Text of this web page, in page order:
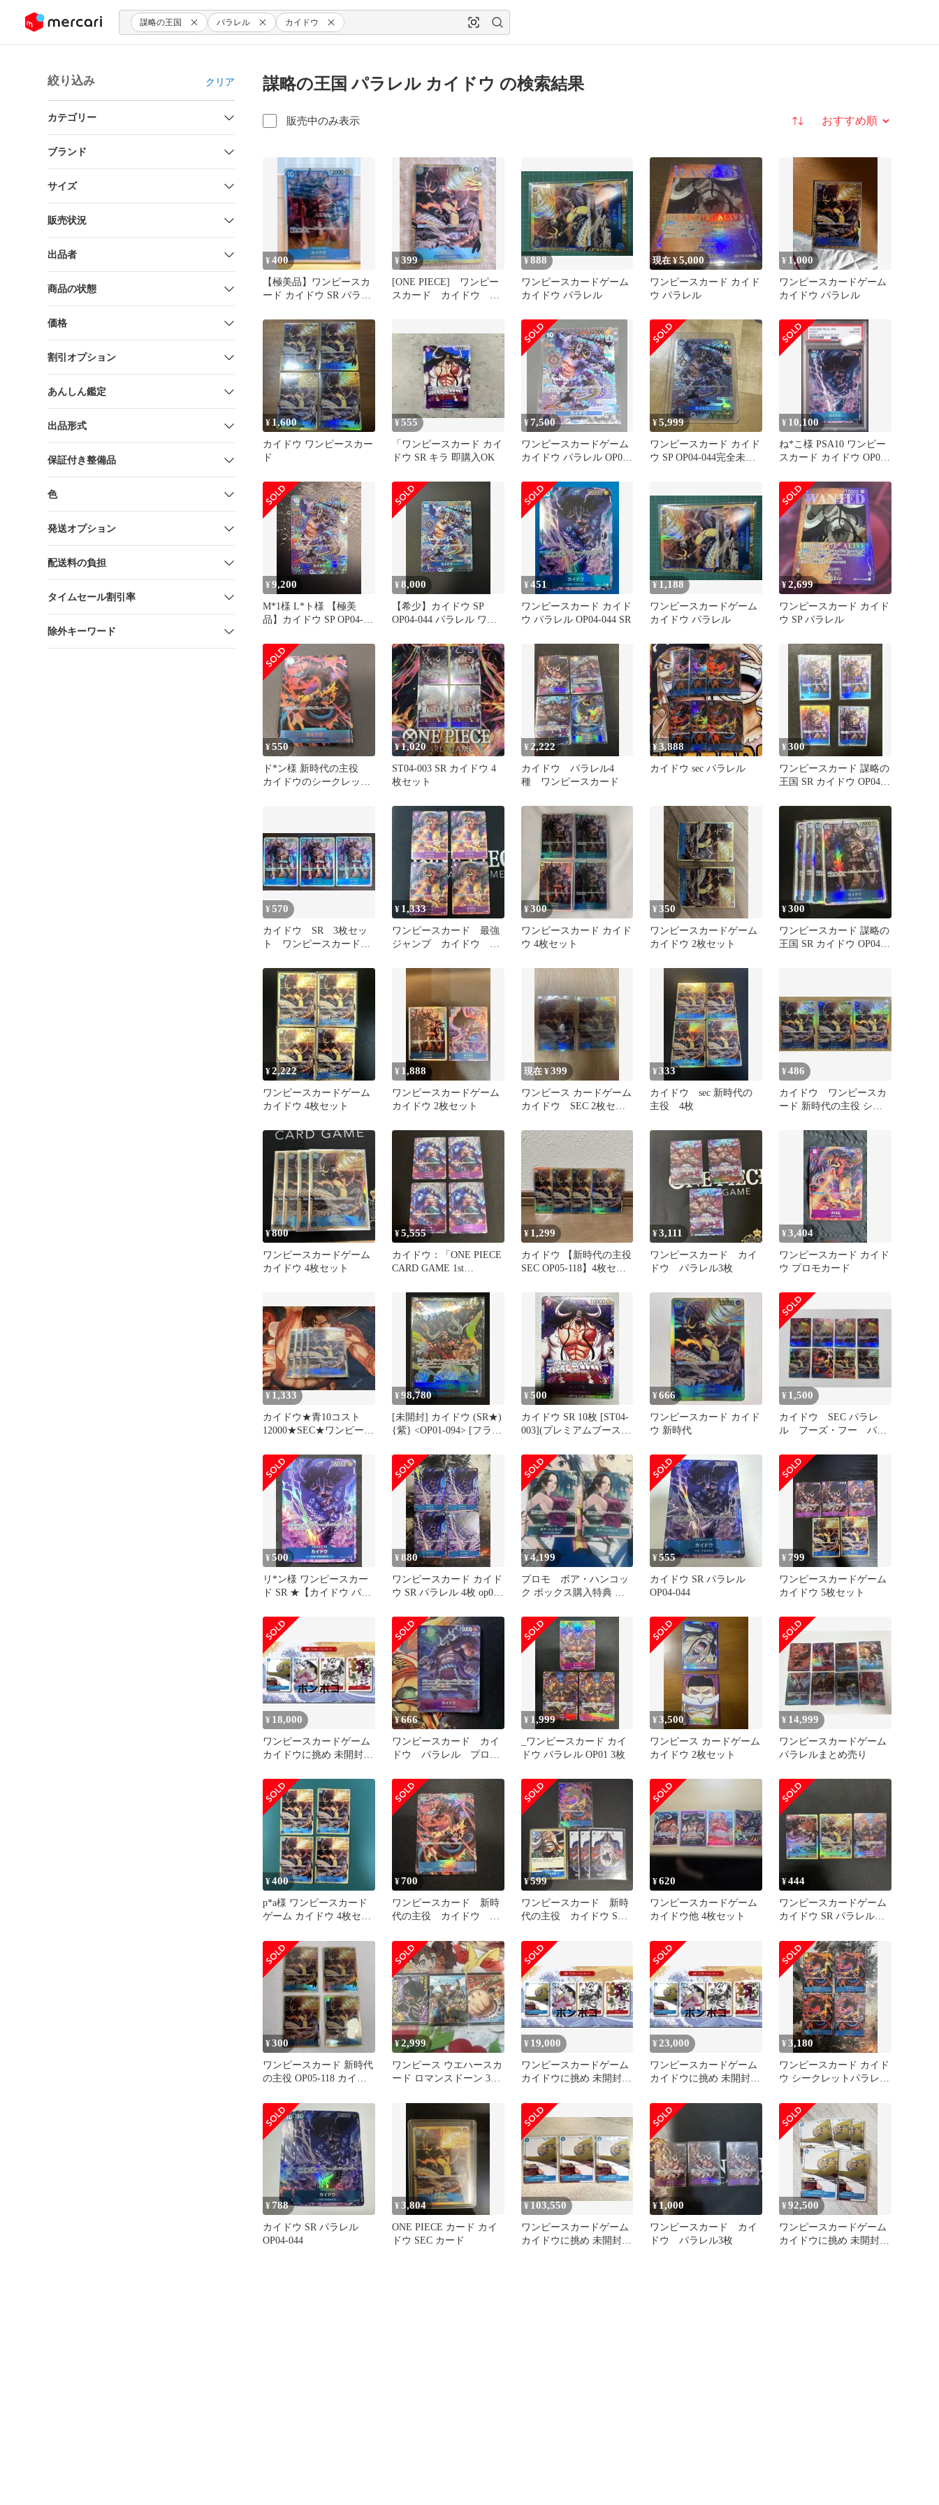
ツにスキップ 謀略の王国 パラレル カイドウ
絞り込み クリア
カテゴリー
ブランド
サイズ
販売状況
出品者
商品の状態
価格
割引オプション
あんしん鑑定
出品形式
保証付き整備品
色
発送オプション
配送料の負担
タイムセール割引率
除外キーワード
謀略の王国 パラレル カイドウ の検索結果
販売中のみ表示 並び替え
¥400
【極美品】ワンピースカ
ード カイドウ SR パラレ
¥399
[ONE PIECE] ワンピー
スカード カイドウ
¥888
ワンピースカードゲーム
カイドウ パラレル
現在 ¥5,000
ワンピースカード カイド
ウ パラレル
¥ 1,000
ワンピースカードゲーム
カイドウ パラレル
¥ 1,600
カイドウ ワンピースカー
ド
¥555
「ワンピースカード カイ
ドウ SR キラ 即購入OK
¥7,500
ワンピースカードゲーム
カイドウ パラレル OP04-
¥5,999
ワンピースカード カイド
ウ SP OP04-044完全未使
¥ 10,100
ね*こ様 PSA10 ワンピー
スカード カイドウ OP04-
¥9,200
M*1様 L*ト様 【極美
品】カイドウ SP OP04-
¥8,000
【希少】カイドウ SP
OP04-044 パラレル ワン
¥451
ワンピースカード カイド
ウ パラレル OP04-044 SR
¥ 1,188
ワンピースカードゲーム
カイドウ パラレル
¥2,699
ワンピースカード カイド
ウ SP パラレル
¥550
ド*ン様 新時代の主役
カイドウのシークレット
¥1,020
ST04-003 SR カイドウ 4
枚セット
¥ 2,222
カイドウ パラレル4
種 ワンピースカード
¥3,888
カイドウ sec パラレル
¥300
ワンピースカード 謀略の
王国 SR カイドウ OP04-
¥570
カイドウ SR 3枚セッ
ト ワンピースカードゲ
¥ 1,333
ワンピースカード 最強
ジャンプ カイドウ プ
¥300
ワンピースカード カイド
ウ 4枚セット
¥350
ワンピースカードゲーム
カイドウ 2枚セット
¥300
ワンピースカード 謀略の
王国 SR カイドウ OP04-
¥2,222
ワンピースカードゲーム
カイドウ 4枚セット
¥ 1,888
ワンピースカードゲーム
カイドウ 2枚セット
現在 ¥399
ワンピース カードゲーム
カイドウ SEC 2枚セッ
¥333
カイドウ sec 新時代の
主役 4枚
¥486
カイドウ ワンピースカ
ード 新時代の主役 シー
¥800
ワンピースカードゲーム
カイドウ 4枚セット
¥5,555
カイドウ：「ONE PIECE
CARD GAME 1st
¥ 1,299
カイドウ 【新時代の主役
SEC OP05-118】4枚セッ
¥3,111
ワンピースカード カイ
ドウ パラレル3枚
¥3,404
ワンピースカード カイド
ウ プロモカード
¥ 1,333
カイドウ★青10コスト
12000★SEC★ワンピース
の主役
¥98,780
[未開封] カイドウ (SR★)
{紫} <OP01-094> [フラッ
プロモ
¥500
カイドウ SR 10枚 [ST04-
003](プレミアムブースタ
THE BEST」) Kaido SR
10 cards [ST04-003]
Premium Booster "One
Piece Card The Best"
¥666
ワンピースカード カイド
ウ 新時代
¥ 1,500
カイドウ SEC パラレ
ル フーズ・フー パラ
代の主役
¥500
リ*ン様 ワンピースカー
ド SR ★【カイドウ パラ
¥880
ワンピースカード カイド
ウ SR パラレル 4枚 op04
¥4,199
プロモ ボア・ハンコッ
ク ボックス購入特典 頂
¥555
カイドウ SR パラレル
OP04-044
¥ 799
ワンピースカードゲーム
カイドウ 5枚セット
¥ 18,000
ワンピースカードゲーム
カイドウに挑め 未開封
ット
¥666
ワンピースカード カイ
ドウ パラレル プロモ
¥ 1,999
_ワンピースカード カイ
ドウ パラレル OP01 3枚
¥3,500
ワンピース カードゲーム
カイドウ 2枚セット
¥ 14,999
ワンピースカードゲーム
パラレルまとめ売り
¥400
p*a様 ワンピースカード
ゲーム カイドウ 4枚セッ
¥700
ワンピースカード 新時
代の主役 カイドウ シ
¥599
ワンピースカード 新時
代の主役 カイドウ SR
¥620
ワンピースカードゲーム
カイドウ他 4枚セット
¥444
ワンピースカードゲーム
カイドウ SR パラレルな
¥300
ワンピースカード 新時代
の主役 OP05-118 カイド
¥2,999
ワンピース ウエハースカ
ード ロマンスドーン 3枚
¥ 19,000
ワンピースカードゲーム
カイドウに挑め 未開封
ット
¥23,000
ワンピースカードゲーム
カイドウに挑め 未開封
ット
¥3,180
ワンピースカード カイド
ウ シークレットパラレル
¥ 788
カイドウ SR パラレル
OP04-044
¥3,804
ONE PIECE カード カイ
ドウ SEC カード
¥ 103,550
ワンピースカードゲーム
カイドウに挑め 未開封
¥1,000
ワンピースカード カイ
ドウ パラレル3枚
¥92,500
ワンピースカードゲーム
カイドウに挑め 未開封